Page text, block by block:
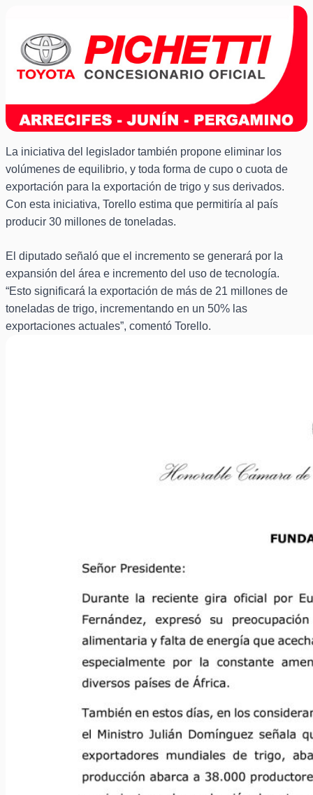
La iniciativa del legislador también propone eliminar los
volúmenes de equilibrio, y toda forma de cupo o cuota de
exportación para la exportación de trigo y sus derivados.
Con esta iniciativa, Torello estima que permitiría al país
producir 30 millones de toneladas.
El diputado señaló que el incremento se generará por la
expansión del área e incremento del uso de tecnología.
“Esto significará la exportación de más de 21 millones de
toneladas de trigo, incrementando en un 50% las
exportaciones actuales”, comentó Torello.